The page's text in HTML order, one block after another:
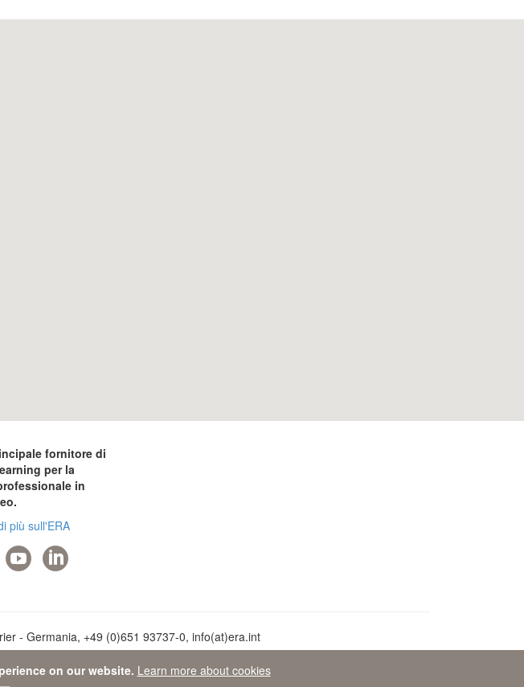
on our website. Learn more about cookies
fornitore di
per la
in
più sull'ERA
- Germania, +49 (0)651 93737-0, info(at)era.int